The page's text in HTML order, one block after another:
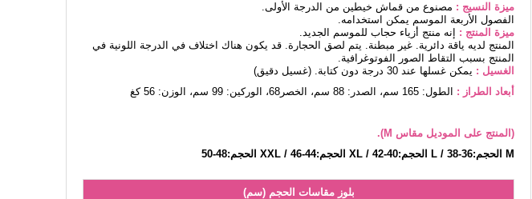
ميزة النسيج : مصنوع من قماش خيطين من الدرجة الأولى.
الفصول الأربعة الموسم يمكن استخدامه.
ميزة المنتج : إنه منتج أزياء حجاب للموسم الجديد.
المنتج لديه ياقة دائرية. غير مبطنة. يتم لصق الحجارة. قد يكون هناك اختلاف في الدرجة اللونية في
المنتج بسبب التقاط الصور الفوتوغرافية.
الغسيل : يمكن غسلها عند 30 درجة دون كتابة. (غسيل دقيق)
أبعاد الطراز : الطول: 165 سم، الصدر: 88 سم، الخصر68، الوركين: 99 سم، الوزن: 56 كغ
(المنتج على الموديل مقاس M).
M الحجم:36-38 / L الحجم:40-42 / XL الحجم:44-46 / XXL الحجم:48-50
بلوز مقاسات الحجم (سم)